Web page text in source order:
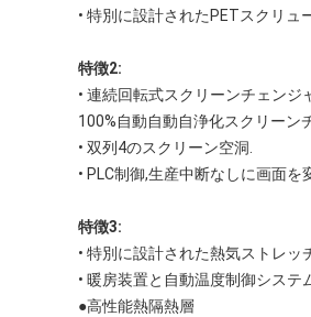
• 特別に設計されたPETスクリ
特徴2:
• 連続回転式スクリーンチェン
100%自動自動自浄化スクリーン
• 双列4のスクリーン空洞.
• PLC制御,生産中断なしに画面
特徴3:
• 特別に設計された熱気ストレッ
• 暖房装置と自動温度制御システ
●高性能熱隔熱層